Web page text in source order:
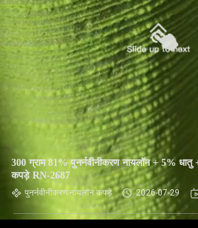
नियंत्रण
संपर्क
करें
समाचार
मामलों
साइटमैप
300 ग्राम 81% पुनर्नवीनीकरण नायलॉन + 5%
कपड़े RN-2687
पुनर्नवीनीकरण नायलॉन कपड़े 2026-07-29